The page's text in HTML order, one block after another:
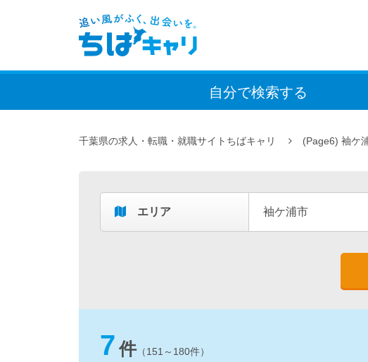
自分で検索する
千葉県の求人・転職・就職サイトちばキャリ (Page6) 袖ケ
エリア 袖ケ浦市
7 件（151～180件）